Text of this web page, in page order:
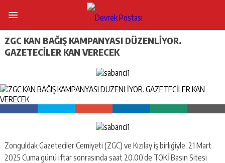
ZGC KAN BAĞIŞ KAMPANYASI DÜZENLİYOR.
GAZETECİLER KAN VERECEK
Zonguldak Gazeteciler Cemiyeti (ZGC) ve Kızılay iş birliğiyle, 21 Mart
2025 Cuma günü iftar sonrasında saat 20.00’de TOKİ Basın Sitesi